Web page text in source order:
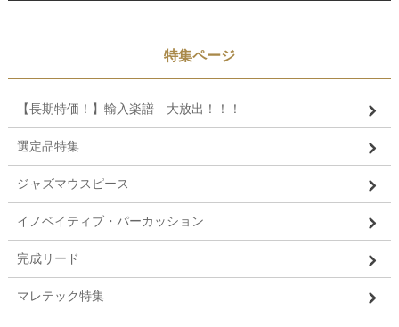
特集ページ
【長期特価！】輸入楽譜 大放出！！！
選定品特集
ジャズマウスピース
イノベイティブ・パーカッション
完成リード
マレテック特集